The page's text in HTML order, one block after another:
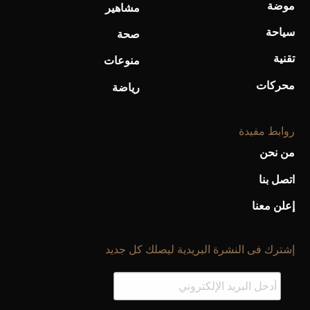
موضة
سياحة
تقنية
محركات
مشاهير
صحة
منوعات
رياضة
روابط مفيدة
من نحن
اتصل بنا
إعلن معنا
إشترك فى النشرة البريدية ليصلك كل جديد